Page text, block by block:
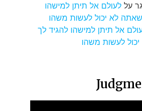
על לעולם אל תיתן למישהו
לא יכול לעשות משהו
אל תיתן למישהו להגיד לך
לעשות משהו